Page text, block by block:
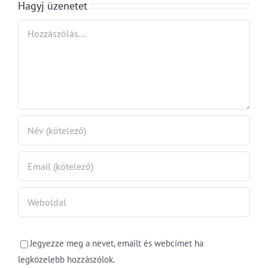
is
sikerült
Hagyj üzenetet
Jegyezze meg a nevet, emailt és webcímet ha
legközelebb hozzászólok.